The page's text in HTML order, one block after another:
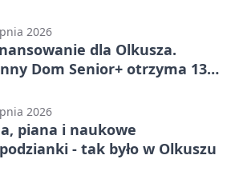
2026
dla Olkusza.
Dom Senior+ otrzyma 134
2026
piana i naukowe
- tak było w Olkuszu